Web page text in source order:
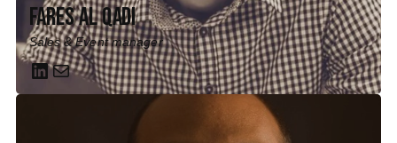
Fares Al Qadi
Sales & Event manager
LinkedIn Mail